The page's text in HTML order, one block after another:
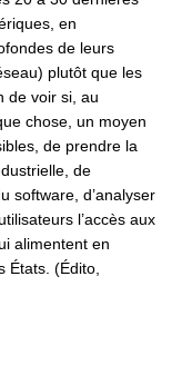
en
de leurs
plutôt que les
de voir si, au
chose, un moyen
de prendre la
de
software, d’analyser
l’accès aux
alimentent en
États. (Édito,